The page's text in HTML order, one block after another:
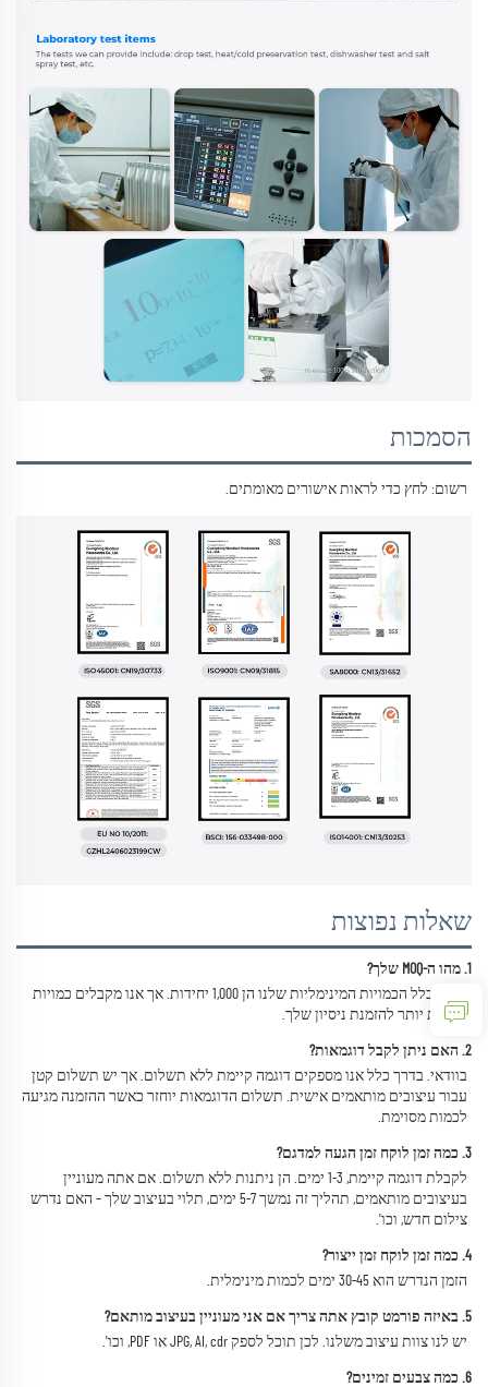
הסמכות
רשום: לחץ כדי לראות אישורים מאומתים.
שאלות נפוצות
1. מהו ה-MOQ שלך?
נמוכות יותר להזמנת ניסיון שלך.
2. האם ניתן לקבל דוגמאות?
לכמות מסוימת.
3. כמה זמן לוקח זמן הגעה למדגם?
צילום חדש, וכו'.
4. כמה זמן לוקח זמן ייצור?
הזמן הנדרש הוא 30-45 ימים לכמות מינימלית.
5. באיזה פורמט קובץ אתה צריך אם אני מעוניין בעיצוב מותאם?
יש לנו צוות עיצוב משלנו. לכן תוכל לספק JPG, AI, cdr או PDF, וכו'.
6. כמה צבעים זמינים?